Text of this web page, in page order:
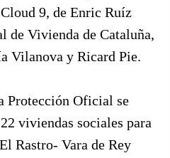
9, de Enric Ruíz
de Vivienda de Cataluña,
Vilanova y Ricard Pie.
Protección Oficial se
viviendas sociales para
Rastro- Vara de Rey